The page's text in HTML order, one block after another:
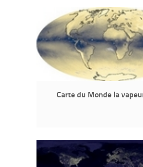
Carte du Monde la